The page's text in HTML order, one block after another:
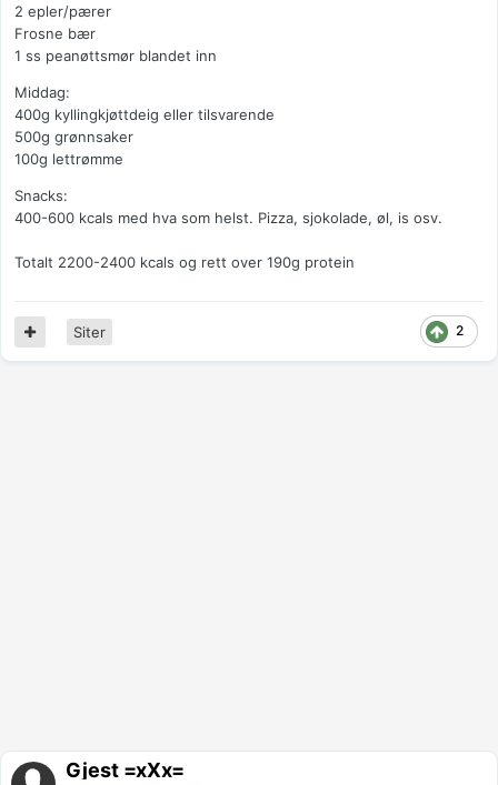
2 epler/pærer
Frosne bær
1 ss peanøttsmør blandet inn
Middag:
400g kyllingkjøttdeig eller tilsvarende
500g grønnsaker
100g lettrømme
Snacks:
400-600 kcals med hva som helst. Pizza, sjokolade, øl, is osv.
Totalt 2200-2400 kcals og rett over 190g protein
2
Siter
Gjest =xXx=